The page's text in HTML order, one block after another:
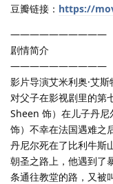
豆瓣链接： https://
——————————
剧情简介
——————————
影片导演艾米利奥·艾
对父子在影视剧里的第
Sheen 饰）在儿子丹尼
饰）不幸在法国遇难之
丹尼尔死在了比利牛斯
朝圣之路上，他遇到了
条通往教堂的路，又被